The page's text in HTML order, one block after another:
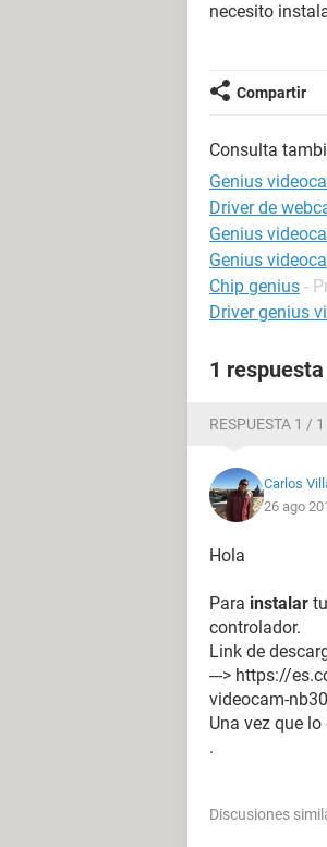
necesito
Compartir
Consulta
Genius
Driver de
Genius
Genius
Chip genius -
Driver genius
1 respuesta
RESPUESTA 1 / 1
Carlos
26 ago
Hola
Para instalar
controlador.
Link de
---> https://
videocam-
Una vez que
.
Discusiones